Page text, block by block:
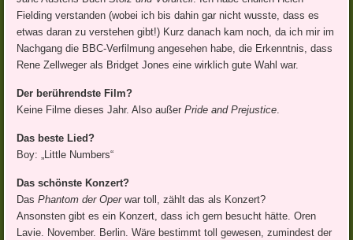
Fielding verstanden (wobei ich bis dahin gar nicht wusste, dass es
etwas daran zu verstehen gibt!) Kurz danach kam noch, da ich mir im
Nachgang die BBC-Verfilmung angesehen habe, die Erkenntnis, dass
Rene Zellweger als Bridget Jones eine wirklich gute Wahl war.
Der berührendste Film?
Keine Filme dieses Jahr. Also außerPride and Prejustice.
Das beste Lied?
Boy: „Little Numbers“
Das schönste Konzert?
DasPhantom der Operwar toll, zählt das als Konzert?
Ansonsten gibt es ein Konzert, dass ich gern besucht hätte. Oren
Lavie. November. Berlin. Wäre bestimmt toll gewesen, zumindest der